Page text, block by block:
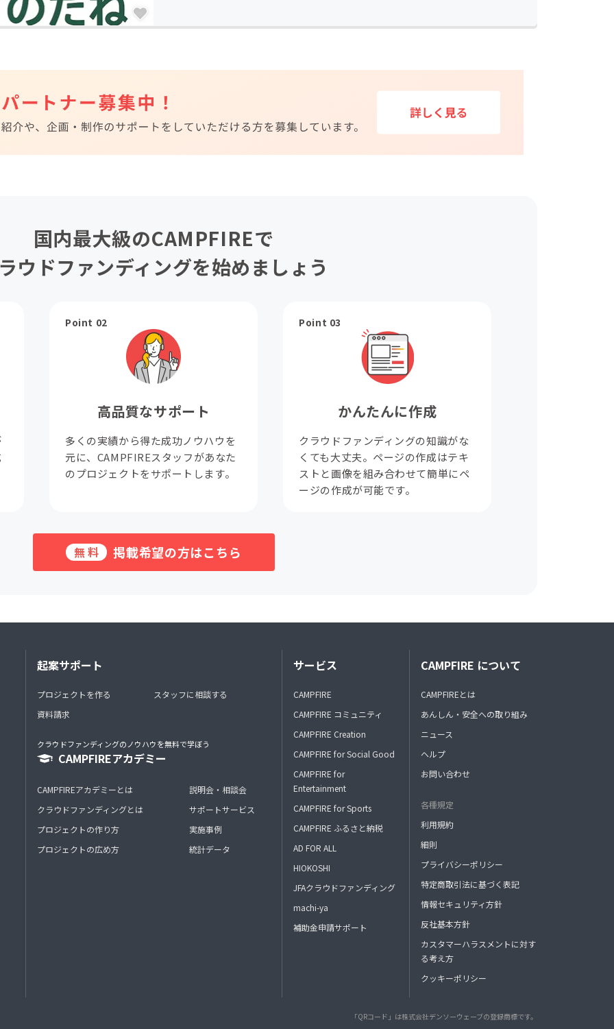
国内最大級のCAMPFIREで
ウドファンディングを始めましょう
Point 02
高品質なサポート
多くの実績から得た成功ノウハウを
元に、CAMPFIREスタッフがあなた
のプロジェクトをサポートします。
Point 03
かんたんに作成
クラウドファンディングの知識がな
くても大丈夫。ページの作成はテキ
ストと画像を組み合わせて簡単にペ
ージの作成が可能です。
無料 掲載希望の方はこちら
起案サポート
プロジェクトを作る
資料請求
スタッフに相談する
クラウドファンディングのノウハウを無料で学ぼう
CAMPFIREアカデミー
CAMPFIREアカデミーとは
クラウドファンディングとは
プロジェクトの作り方
プロジェクトの広め方
説明会・相談会
サポートサービス
実施事例
統計データ
サービス
CAMPFIRE
CAMPFIRE コミュニティ
CAMPFIRE Creation
CAMPFIRE for Social Good
CAMPFIRE for
Entertainment
CAMPFIRE for Sports
CAMPFIRE ふるさと納税
AD FOR ALL
HIOKOSHI
JFAクラウドファンディング
machi-ya
補助金申請サポート
CAMPFIRE について
CAMPFIREとは
あんしん・安全への取り組み
ニュース
ヘルプ
お問い合わせ
各種規定
利用規約
細則
プライバシーポリシー
特定商取引法に基づく表記
情報セキュリティ方針
反社基本方針
カスタマーハラスメントに対す
る考え方
クッキーポリシー
「QRコード」は株式会社デンソーウェーブの登録商標です。